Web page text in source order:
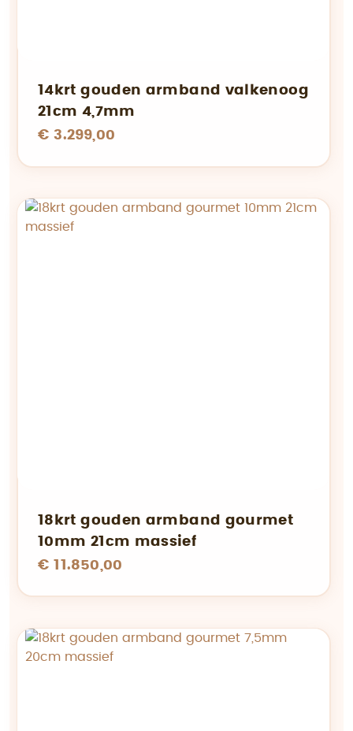
14krt gouden armband valkenoog
21cm 4,7mm
€ 3.299,00
18krt gouden armband gourmet
10mm 21cm massief
€ 11.850,00